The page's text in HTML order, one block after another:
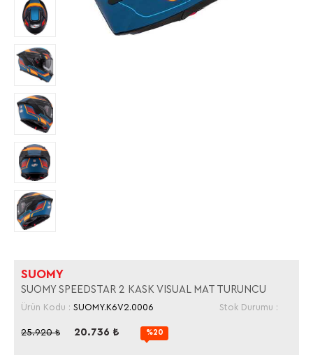
SUOMY
SUOMY SPEEDSTAR 2 KASK VISUAL MAT TURUNCU
Ürün Kodu : SUOMY.K6V2.0006 Stok Durumu :
25.920₺ 20.736 ₺ %20